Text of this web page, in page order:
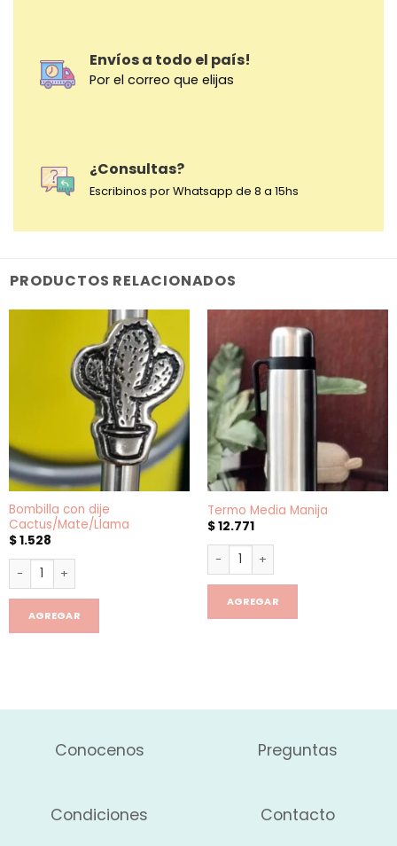
Envíos a todo el país!
Por el correo que elijas
¿Consultas?
Escribinos por Whatsapp de 8 a 15hs
PRODUCTOS RELACIONADOS
Bombilla con dije
Cactus/Mate/Llama
$1.528
Bombilla con dije Cactus/Mate/Llama cantidad
AGREGAR
Termo Media Manija
$12.771
Termo Media Manija cantidad
AGREGAR
Conocenos Preguntas
Condiciones Contacto